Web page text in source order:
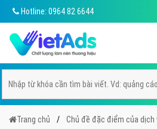
Hotline: 0964 82 6644
Trang chủ Chủ đề đặc điểm của dịch